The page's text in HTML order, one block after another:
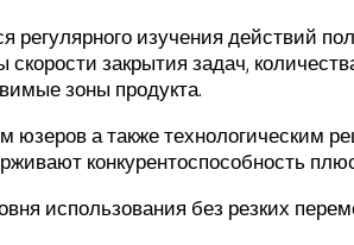
изучения действий
закрытия задач,
зоны продукта.
а также технологическим
конкурентоспособность
использования без резких